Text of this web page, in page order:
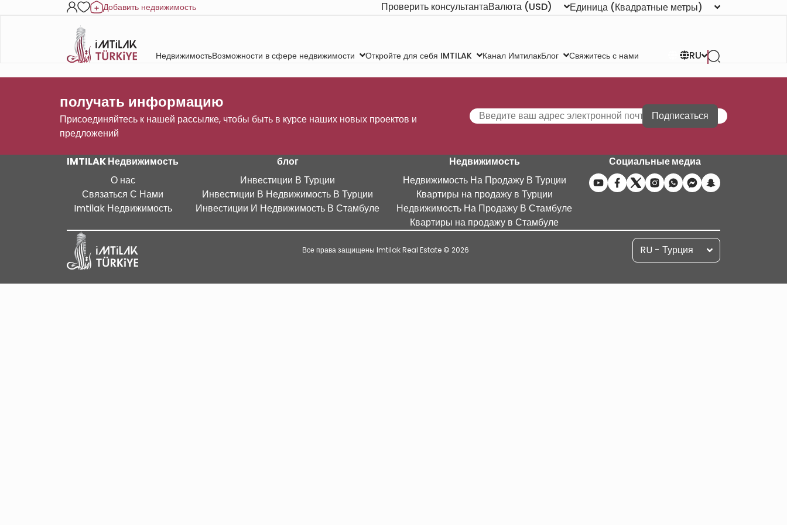
Добавить недвижимость Проверить консультантаВалюта (USD) Единица (Квадратные метры)
НедвижимостьВозможности в сфере недвижимости Откройте для себя IMTILAK Канал ИмтилакБлог Свяжитесь с нами RU
получать информацию
Присоединяйтесь к нашей рассылке, чтобы быть в курсе наших новых проектов и
предложений
Подписаться
IMTILAK Недвижимость
О нас
Связаться С Нами
Imtilak Недвижимость
блог
Инвестиции В Турции
Инвестиции В Недвижимость В Турции
Инвестиции И Недвижимость В Стамбуле
Недвижимость
Недвижимость На Продажу В Турции
Квартиры на продажу в Турции
Недвижимость На Продажу В Стамбуле
Квартиры на продажу в Стамбуле
Социальные медиа
Все права защищены Imtilak Real Estate © 2026 RU - Турция